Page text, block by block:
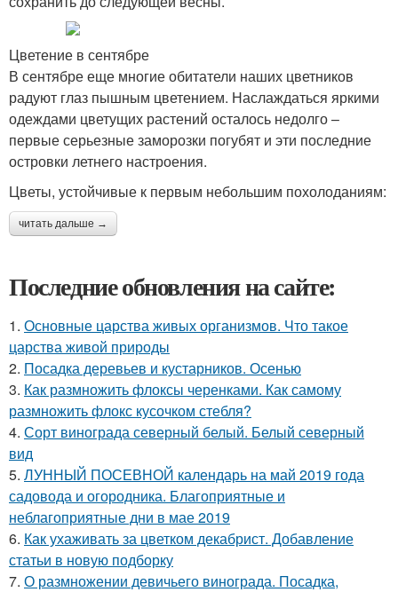
Цветение в сентябре
В сентябре еще многие обитатели наших цветников
радуют глаз пышным цветением. Наслаждаться яркими
одеждами цветущих растений осталось недолго –
первые серьезные заморозки погубят и эти последние
островки летнего настроения.
Цветы, устойчивые к первым небольшим похолоданиям:
читать дальше →
Последние обновления на сайте:
1. Основные царства живых организмов. Что такое
царства живой природы
2. Посадка деревьев и кустарников. Осенью
3. Как размножить флоксы черенками. Как самому
размножить флокс кусочком стебля?
4. Сорт винограда северный белый. Белый северный
вид
5. ЛУННЫЙ ПОСЕВНОЙ календарь на май 2019 года
садовода и огородника. Благоприятные и
неблагоприятные дни в мае 2019
6. Как ухаживать за цветком декабрист. Добавление
статьи в новую подборку
7. О размножении девичьего винограда. Посадка,